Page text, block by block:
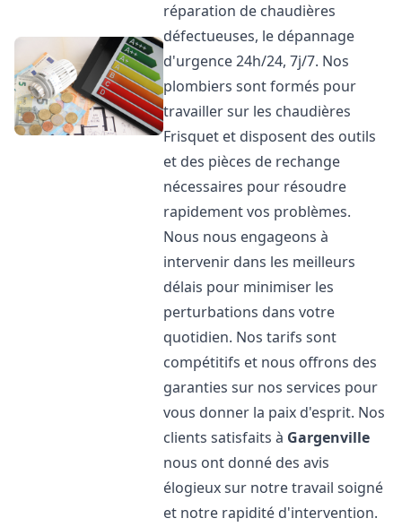
réparation de chaudières
défectueuses, le dépannage
d'urgence 24h/24, 7j/7. Nos
plombiers sont formés pour
travailler sur les chaudières
Frisquet et disposent des outils
et des pièces de rechange
nécessaires pour résoudre
rapidement vos problèmes.
Nous nous engageons à
intervenir dans les meilleurs
délais pour minimiser les
perturbations dans votre
quotidien. Nos tarifs sont
compétitifs et nous offrons des
garanties sur nos services pour
vous donner la paix d'esprit. Nos
clients satisfaits à Gargenville
nous ont donné des avis
élogieux sur notre travail soigné
et notre rapidité d'intervention.